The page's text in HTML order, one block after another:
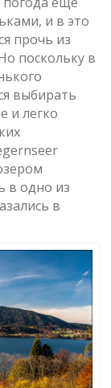
и в это
прочь из
поскольку в
выбирать
и легко
в одно из
в